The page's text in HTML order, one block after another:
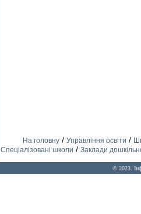
На головну/ Управління освіти /
Спеціалізовані школи / Заклади
© 2023.